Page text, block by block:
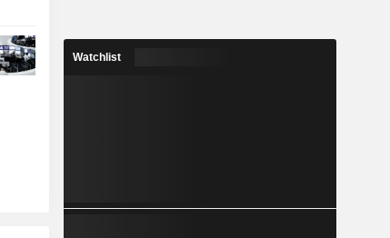
Watchlist